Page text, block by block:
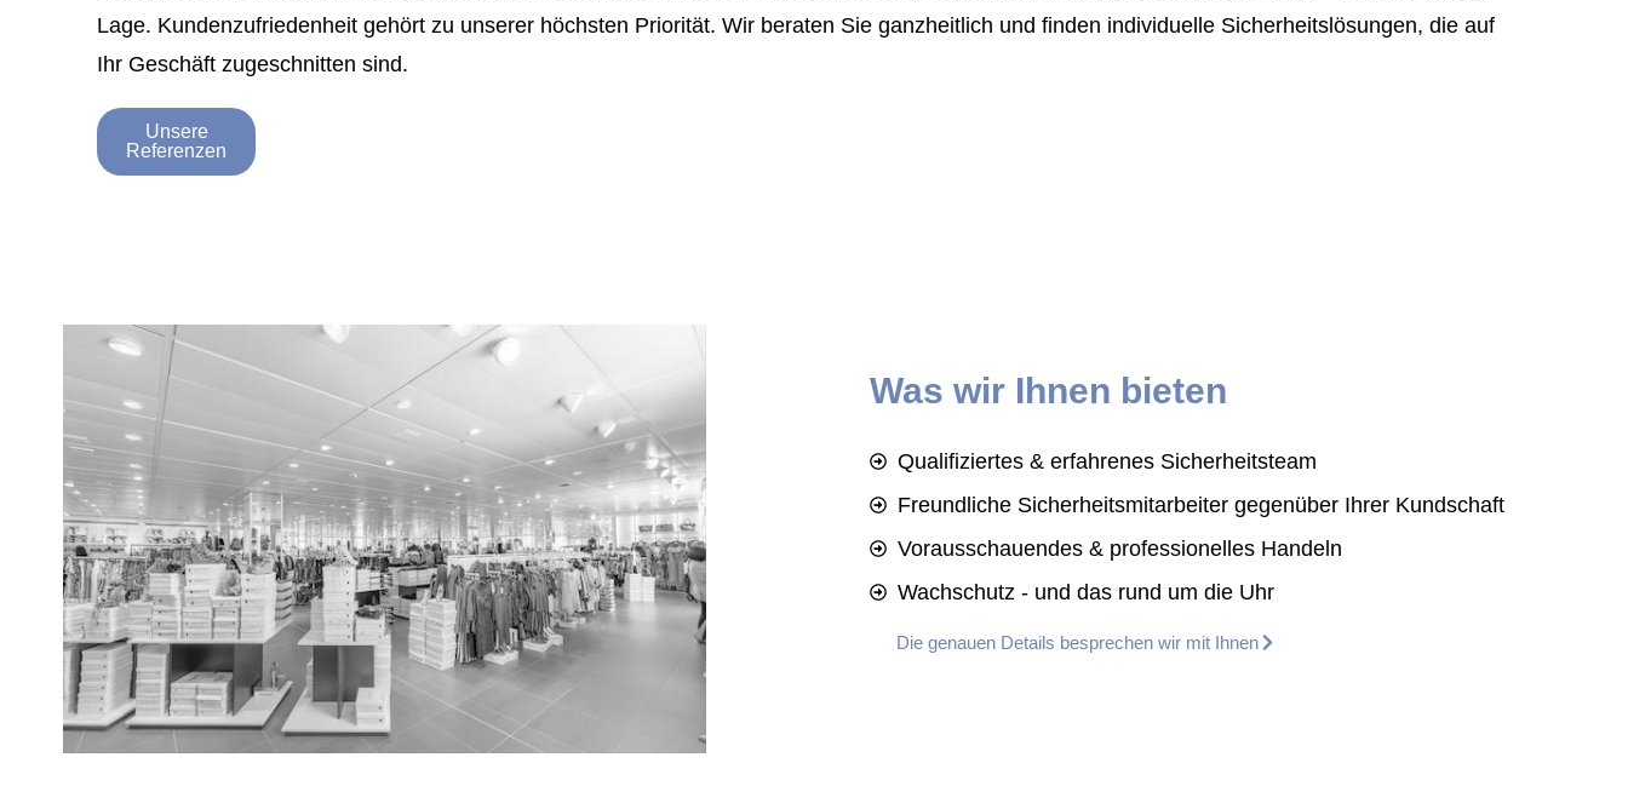
Lage. Kundenzufriedenheit gehört zu unserer höchsten Priorität. Wir beraten Sie ganzheitlich und finden individuelle Sicherheitslösungen, die auf
Ihr Geschäft zugeschnitten sind.
Unsere
Referenzen
Was wir Ihnen bieten
Qualifiziertes & erfahrenes Sicherheitsteam
Freundliche Sicherheitsmitarbeiter gegenüber Ihrer Kundschaft
Vorausschauendes & professionelles Handeln
Wachschutz - und das rund um die Uhr
Die genauen Details besprechen wir mit Ihnen